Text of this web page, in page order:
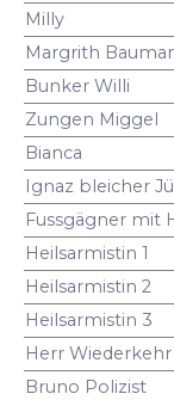
Milly
Margrith
Bunker Willi
Zungen Miggel
Bianca
Ignaz bleicher
Fussgägner mit
Heilsarmistin 1
Heilsarmistin 2
Heilsarmistin 3
Herr Wiederkehr
Bruno Polizist